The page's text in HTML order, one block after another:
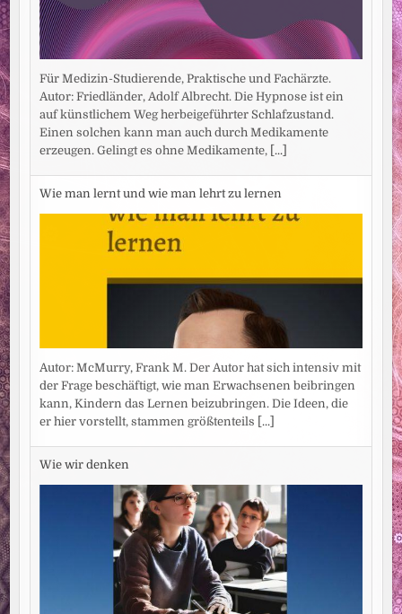
Für Medizin-Studierende, Praktische und Fachärzte.
Autor: Friedländer, Adolf Albrecht. Die Hypnose ist ein
auf künstlichem Weg herbeigeführter Schlafzustand.
Einen solchen kann man auch durch Medikamente
erzeugen. Gelingt es ohne Medikamente, [...]
Wie man lernt und wie man lehrt zu lernen
Autor: McMurry, Frank M. Der Autor hat sich intensiv mit
der Frage beschäftigt, wie man Erwachsenen beibringen
kann, Kindern das Lernen beizubringen. Die Ideen, die
er hier vorstellt, stammen größtenteils [...]
Wie wir denken